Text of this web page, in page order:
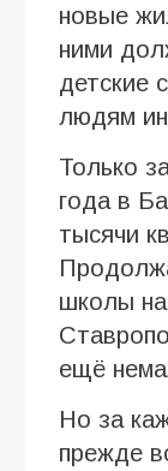
новые
ними
детские
людям
Только
года в
тысячи
школы
ещё
Но за
прежде